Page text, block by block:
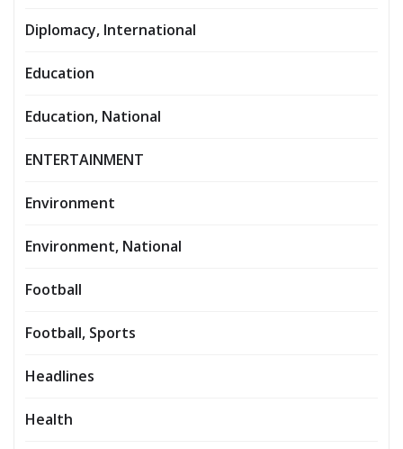
Diplomacy, International
Education
Education, National
ENTERTAINMENT
Environment
Environment, National
Football
Football, Sports
Headlines
Health